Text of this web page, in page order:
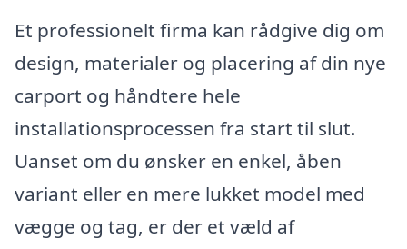
Et professionelt firma kan rådgive dig om
design, materialer og placering af din nye
carport og håndtere hele
installationsprocessen fra start til slut.
Uanset om du ønsker en enkel, åben
variant eller en mere lukket model med
vægge og tag, er der et væld af